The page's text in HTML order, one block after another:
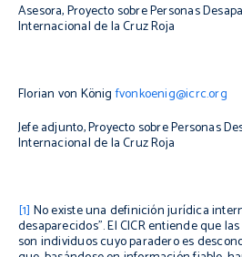
Asesora, Proyecto sobre Personas
Internacional de la Cruz Roja
Florian von Königfvonkoenig@icrc.org
Jefe adjunto, Proyecto sobre Personas
Internacional de la Cruz Roja
[1] No existe una definición jurídica
desaparecidos”. El CICR entiende que
son individuos cuyo paradero es